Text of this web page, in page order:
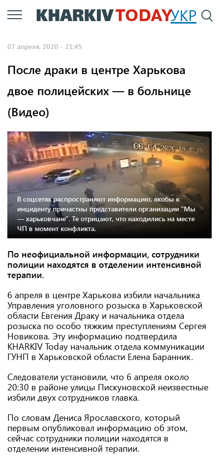
Перейти
к
УКР
07 апреля, 2020 - 21:45
После драки в центре Харькова
двое полицейских — в больнице
(Видео)
В соцсетях распространяют информацию, якобы к
инциденту причастны представители организации "Мы
— харьковчане". Те отрицают, что находились на месте
ЧП в момент конфликта.
По неофициальной информации, сотрудники
полиции находятся в отделении интенсивной
терапии.
6 апреля в центре Харькова избили начальника
Управления уголовного розыска в Харьковской
области Евгения Драку и начальника отдела
розыска по особо тяжким преступлениям Сергея
Новикова. Эту информацию подтвердила
KHARKIV Today начальник отдела коммуникации
ГУНП в Харьковской области Елена Баранник.
Следователи установили, что 6 апреля около
20:30 в районе улицы Пискуновской неизвестные
избили двух сотрудников главка.
По словам Дениса Ярославского, который
первым опубликовал информацию об этом,
сейчас сотрудники полиции находятся в
отделении интенсивной терапии.